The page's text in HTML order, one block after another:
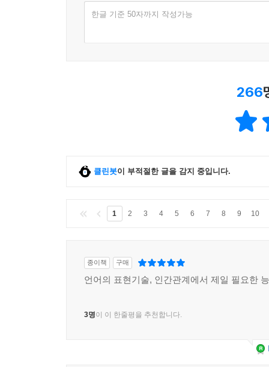
우리는 진솔하고 진심어린 마음으로 타인과 교
이기고 싶은 마음이 앞서기도 하고, 악의적인 댓
이처럼 대부분의 사람들이 겪는 표현의 어려움
대화를 계속 하고, 그로 인해 작은 변화라도 불러
5.모든 영역의 표현은 서로 통한다
글쟁이 유시민과 그림쟁이 정훈이의 콜라보레이션
우리 두 사람은 오래 알고 지냈지만 함께 무엇
작가로 인정받은 그들은 표현하는 내용도, 방식
한글 기준 50자까지 작성가능
266
클린봇이 부적절한 글을 감지 중입니다.
1 2 3 4 5 6 7 8 9 10
종이책 구매
언어의 표현기술, 인간관계에서 제일 필요한
3명이 이 한줄평을 추천합니다.